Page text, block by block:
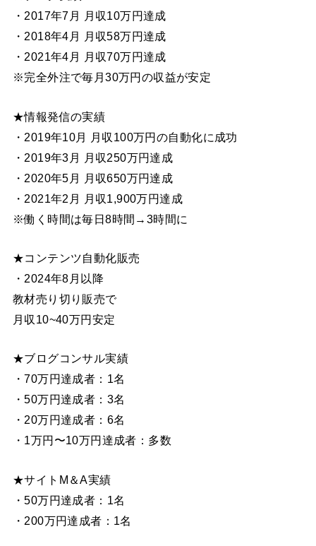
・2017年7月 月収10万円達成
・2018年4月 月収58万円達成
・2021年4月 月収70万円達成
※完全外注で毎月30万円の収益が安定
★情報発信の実績
・2019年10月 月収100万円の自動化に成功
・2019年3月 月収250万円達成
・2020年5月 月収650万円達成
・2021年2月 月収1,900万円達成
※働く時間は毎日8時間→3時間に
★コンテンツ自動化販売
・2024年8月以降
教材売り切り販売で
月収10~40万円安定
★ブログコンサル実績
・70万円達成者：1名
・50万円達成者：3名
・20万円達成者：6名
・1万円〜10万円達成者：多数
★サイトM＆A実績
・50万円達成者：1名
・200万円達成者：1名